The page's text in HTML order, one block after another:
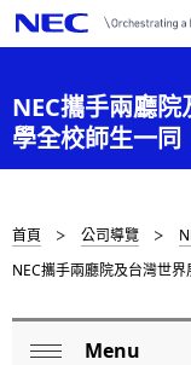
N
a
g
NEC攜手兩廳
學全校師生一同
D
i
s
首頁 公司導覽
NEC攜手兩廳院及台灣世
Menu